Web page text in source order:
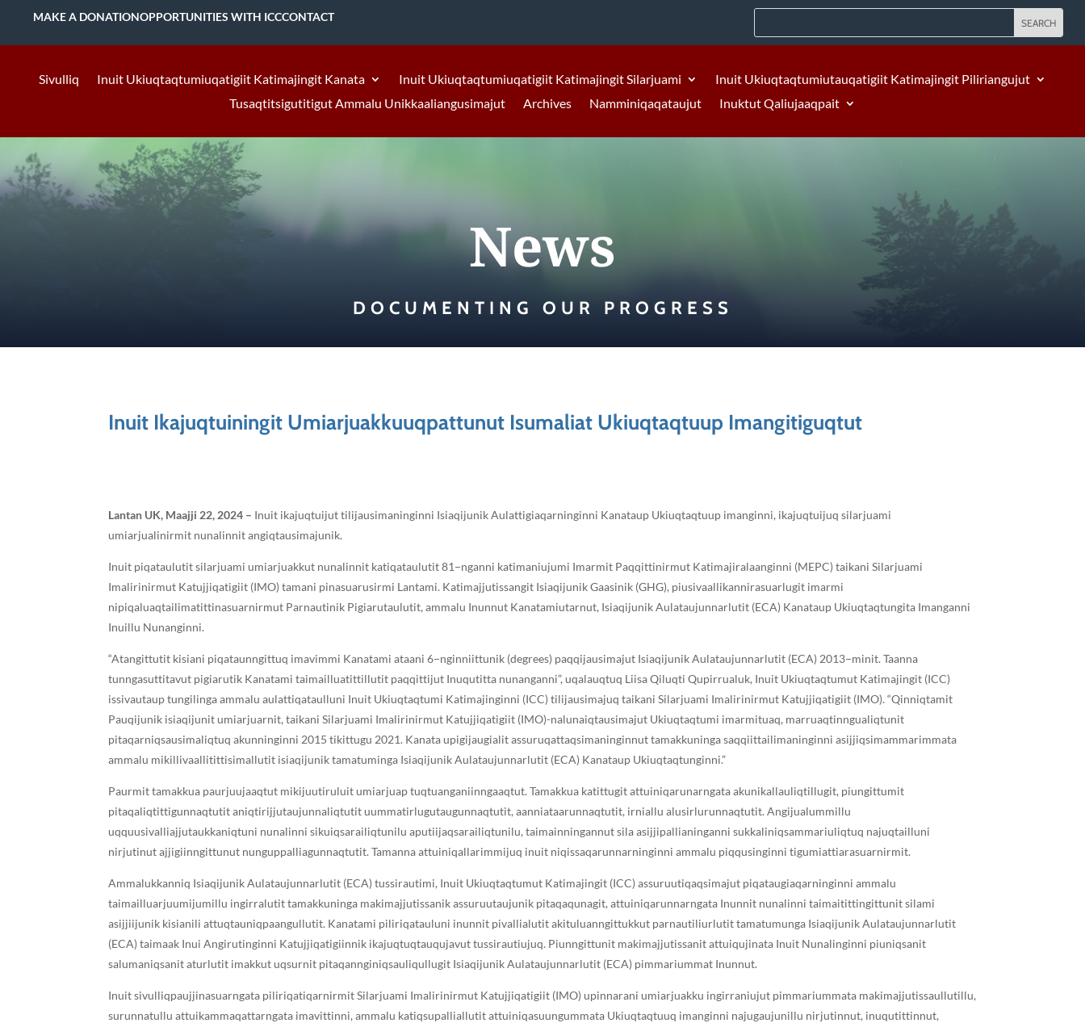
MAKE A DONATIONOPPORTUNITIES WITH ICCCONTACT
Sivulliq Inuit Ukiuqtaqtumiuqatigiit Katimajingit Kanata Inuit Ukiuqtaqtumiuqatigiit Katimajingit Silarjuami
Inuit Ukiuqtaqtumiutauqatigiit Katimajingit Piliriangujut
Tusaqtitsigutitigut Ammalu Unikkaaliangusimajut
Archives Namminiqaqataujut Inuktut Qaliujaaqpait
News
DOCUMENTING OUR PROGRESS
Inuit Ikajuqtuiningit Umiarjuakkuuqpattunut Isumaliat Ukiuqtaqtuup Imangitiguqtut
Lantan UK, Maajji 22, 2024 – Inuit ikajuqtuijut tilijausimaninginni Isiaqijunik Aulattigiaqarninginni Kanataup Ukiuqtaqtuup imanginni, ikajuqtuijuq silarjuami
umiarjualinirmit nunalinnit angiqtausimajunik.
Inuit piqataulutit silarjuami umiarjuakkut nunalinnit katiqataulutit 81−nganni katimaniujumi Imarmit Paqqittinirmut Katimajiralaanginni (MEPC) taikani Silarjuami
Imalirinirmut Katujjiqatigiit (IMO) tamani pinasuarusirmi Lantami. Katimajjutissangit Isiaqijunik Gaasinik (GHG), piusivaallikannirasuarlugit imarmi
nipiqaluaqtailimatittinasuarnirmut Parnautinik Pigiarutaulutit, ammalu Inunnut Kanatamiutarnut, Isiaqijunik Aulataujunnarlutit (ECA) Kanataup Ukiuqtaqtungita Imanganni
Inuillu Nunanginni.
“Atangittutit kisiani piqataunngittuq imavimmi Kanatami ataani 6−nginniittunik (degrees) paqqijausimajut Isiaqijunik Aulataujunnarlutit (ECA) 2013−minit. Taanna
tunngasuttitavut pigiarutik Kanatami taimailluatittillutit paqqittijut Inuqutitta nunanganni”, uqalauqtuq Liisa Qiluqti Qupirrualuk, Inuit Ukiuqtaqtumut Katimajingit (ICC)
issivautaup tungilinga ammalu aulattiqataulluni Inuit Ukiuqtaqtumi Katimajinginni (ICC) tilijausimajuq taikani Silarjuami Imalirinirmut Katujjiqatigiit (IMO). “Qinniqtamit
Pauqijunik isiaqijunit umiarjuarnit, taikani Silarjuami Imalirinirmut Katujjiqatigiit (IMO)-nalunaiqtausimajut Ukiuqtaqtumi imarmituaq, marruaqtinngualiqtunit
pitaqarniqsausimaliqtuq akunninginni 2015 tikittugu 2021. Kanata upigijaugialit assuruqattaqsimaninginnut tamakkuninga saqqiittailimaninginni asijjiqsimammarimmata
ammalu mikillivaallitittisimallutit isiaqijunik tamatuminga Isiaqijunik Aulataujunnarlutit (ECA) Kanataup Ukiuqtaqtunginni.”
Paurmit tamakkua paurjuujaaqtut mikijuutiruluit umiarjuap tuqtuanganiinngaaqtut. Tamakkua katittugit attuiniqarunarngata akunikallauliqtillugit, piungittumit
pitaqaliqtittigunnaqtutit aniqtirijjutaujunnaliqtutit uummatirlugutaugunnaqtutit, aanniataarunnaqtutit, irniallu alusirlurunnaqtutit. Angijualummillu
uqquusivalliajjutaukkaniqtuni nunalinni sikuiqsarailiqtunilu aputiijaqsarailiqtunilu, taimainningannut sila asijjipallianinganni sukkaliniqsammariuliqtuq najuqtailluni
nirjutinut ajjigiinngittunut nunguppalliagunnaqtutit. Tamanna attuiniqallarimmijuq inuit niqissaqarunnarninginni ammalu piqqusinginni tigumiattiarasuarnirmit.
Ammalukkanniq Isiaqijunik Aulataujunnarlutit (ECA) tussirautimi, Inuit Ukiuqtaqtumut Katimajingit (ICC) assuruutiqaqsimajut piqataugiaqarninginni ammalu
taimailluarjuumijumillu ingirralutit tamakkuninga makimajjutissanik assuruutaujunik pitaqaqunagit, attuiniqarunnarngata Inunnit nunalinni taimaitittingittunit silami
asijjiijunik kisianili attuqtauniqpaangullutit. Kanatami piliriqatauluni inunnit pivallialutit akituluanngittukkut parnautiliurlutit tamatumunga Isiaqijunik Aulataujunnarlutit
(ECA) taimaak Inui Angirutinginni Katujjiqatigiinnik ikajuqtuqtauqujavut tussirautiujuq. Piunngittunit makimajjutissanit attuiqujinata Inuit Nunalinginni piuniqsanit
salumaniqsanit aturlutit imakkut uqsurnit pitaqannginiqsauliqullugit Isiaqijunik Aulataujunnarlutit (ECA) pimmariummat Inunnut.
Inuit sivulliqpaujjinasuarngata piliriqatiqarnirmit Silarjuami Imalirinirmut Katujjiqatigiit (IMO) upinnarani umiarjuakku ingirraniujut pimmariummata makimajjutissaullutillu,
surunnatullu attuikammaqattarngata imavittinni, ammalu katiqsupalliallutit attuiniqasuungummata Ukiuqtaqtuuq imanginni najugaujunillu nirjutinnut, inuqutittinnut,